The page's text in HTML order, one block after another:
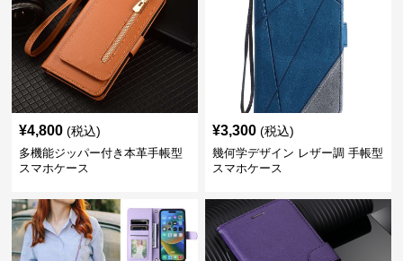
¥4,800 (税込)
多機能ジッパー付き本革手帳型
スマホケース
¥3,300 (税込)
幾何学デザイン レザー調 手帳型
スマホケース